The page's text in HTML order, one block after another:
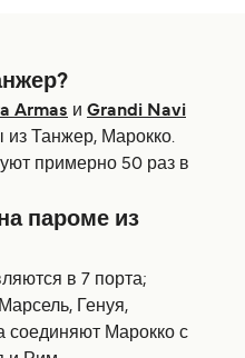
Armas и Grandi Navi
из Танжер, Марокко.
примерно 50 раз в
пароме из
в 7 порта;
Генуя,
соединяют Марокко с